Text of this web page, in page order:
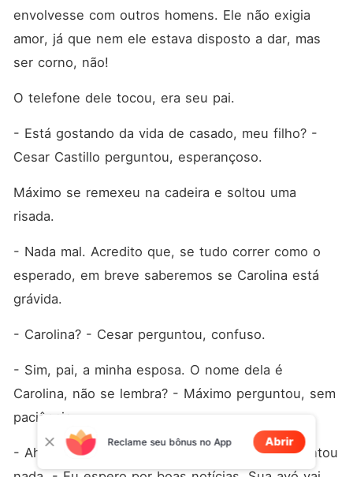
envolvesse com outros homens. Ele não exigia
amor, já que nem ele estava disposto a dar, mas
ser corno, não!
O telefone dele tocou, era seu pai.
- Está gostando da vida de casado, meu filho? -
Cesar Castillo perguntou, esperançoso.
Máximo se remexeu na cadeira e soltou uma
risada.
- Nada mal. Acredito que, se tudo correr como o
esperado, em breve saberemos se Carolina está
grávida.
- Carolina? - Cesar perguntou, confuso.
- Sim, pai, a minha esposa. O nome dela é
Carolina, não se lembra? - Máximo perguntou, sem
paciência.
- Ah... - César parecia distante, mas não comentou
Reclame seu bônus no App Abrir